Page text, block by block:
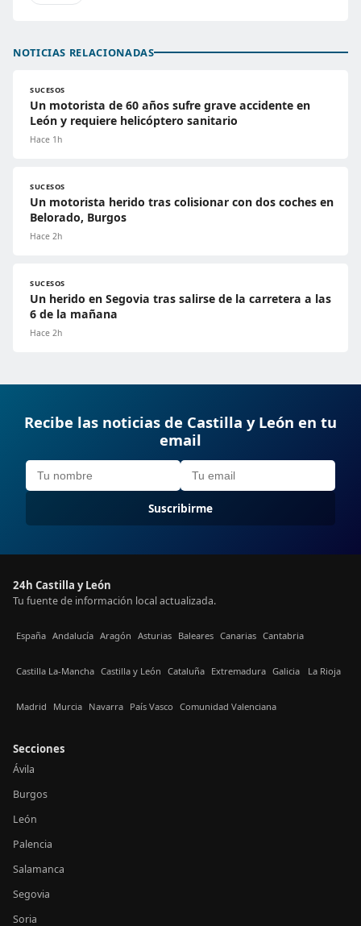
NOTICIAS RELACIONADAS
SUCESOS
Un motorista de 60 años sufre grave accidente en
León y requiere helicóptero sanitario
Hace 1h
SUCESOS
Un motorista herido tras colisionar con dos coches en
Belorado, Burgos
Hace 2h
SUCESOS
Un herido en Segovia tras salirse de la carretera a las
6 de la mañana
Hace 2h
Recibe las noticias de Castilla y León en tu
email
Suscribirme
24h Castilla y León
Tu fuente de información local actualizada.
España Andalucía Aragón Asturias Baleares Canarias Cantabria
Castilla La-Mancha Castilla y León Cataluña Extremadura Galicia La Rioja
Madrid Murcia Navarra País Vasco Comunidad Valenciana
Secciones
Ávila
Burgos
León
Palencia
Salamanca
Segovia
Soria